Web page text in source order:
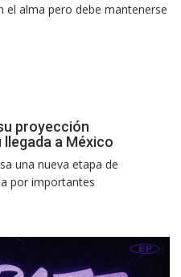
el alma pero debe mantenerse
proyección
a México
una nueva etapa de
por importantes